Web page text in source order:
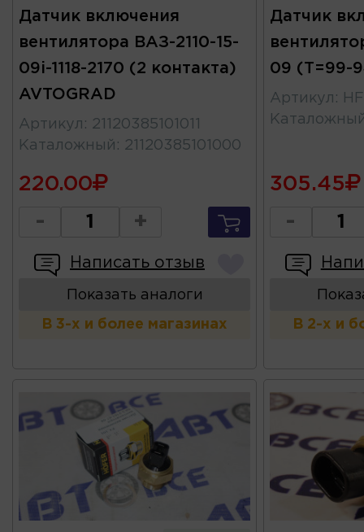
Датчик включения
вентилятора ВАЗ-2110-15-
09i-1118-2170 (2 контакта)
AVTOGRAD
Артикул : 21120385101011
Каталожный : 21120385101000
220.00
- +
Написать отзыв
Показать аналоги
В 3-х и более магазинах
Датчик
09 (Т=99-
Артикул :
305.45
-
В 2-х и